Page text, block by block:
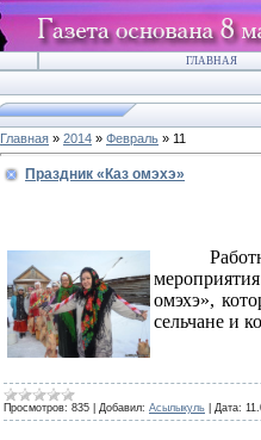
ГЛАВНАЯ
Главная » 2014 » Февраль » 11
Праздник «Каз омэхэ»
омэхэ»,
сельчане и
Просмотров: 835 Добавил: Асылыкуль Дата: